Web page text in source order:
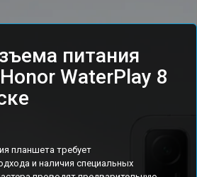
питания
WaterPlay 8
планшета требует
и наличия специальных